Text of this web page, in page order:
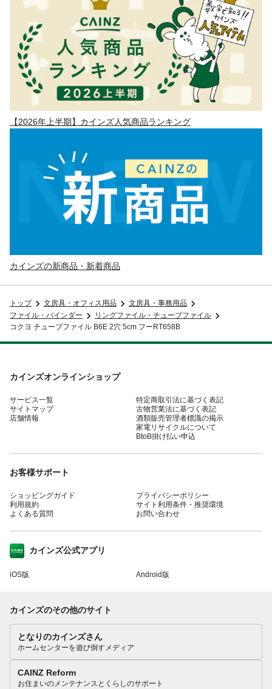
【2026年上半期】カインズ人気商品ランキング
カインズの新商品・新着商品
トップ 文房具・オフィス用品
文房具・事務用品
ファイル・バインダー
リングファイル・チューブファイル
コクヨ チューブファイル B6E 2穴 5cm フーRT658B
カインズオンラインショップ
サービス一覧
サイトマップ
店舗情報
特定商取引法に基づく表記
古物営業法に基づく表記
酒類販売管理者標識の掲示
家電リサイクルについて
BtoB掛け払い申込
お客様サポート
ショッピングガイド
利用規約
よくある質問
プライバシーポリシー
サイト利用条件・推奨環境
お問い合わせ
カインズ公式アプリ
iOS版 Android版
カインズのその他のサイト
となりのカインズさん
ホームセンターを遊び倒すメディア
CAINZ Reform
お住まいのメンテナンスとくらしのサポート